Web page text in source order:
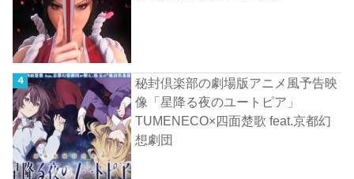
秘封倶楽部の劇場版アニメ風予告映
像「星降る夜のユートピア」
TUMENECO×四面楚歌 feat.京都幻
想劇団